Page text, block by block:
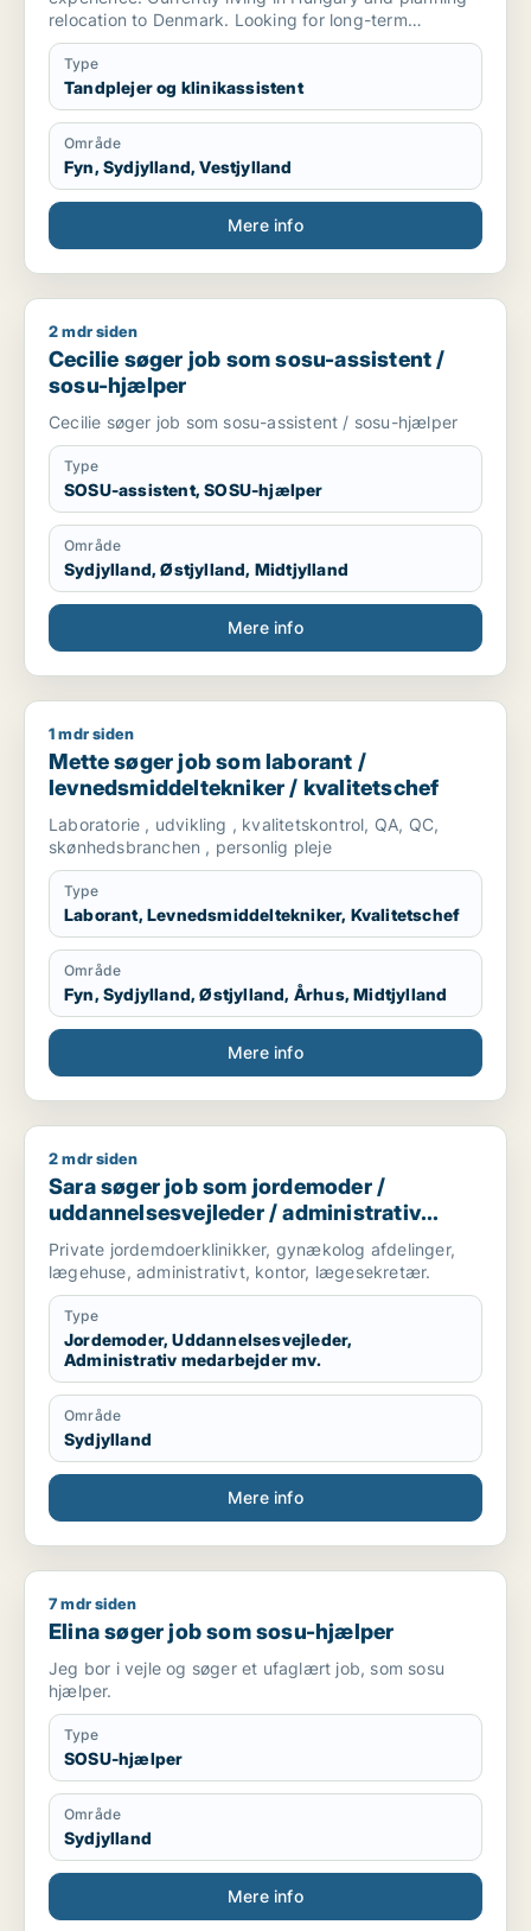
relocation to Denmark. Looking for long-term
employment opportunities, preferably in Funen (Fyn),
Odense, Middelfart, Vejle or Kolding area. Open to
discussing start date.
Type
Tandplejer og klinikassistent
Område
Fyn, Sydjylland, Vestjylland
Mere info
Cecilie søger job som sosu-assistent / sosu-hjælper
2 mdr siden
Cecilie søger job som sosu-assistent /
sosu-hjælper
Cecilie søger job som sosu-assistent / sosu-hjælper
Type
SOSU-assistent, SOSU-hjælper
Område
Sydjylland, Østjylland, Midtjylland
Mere info
Mette søger job som laborant / levnedsmiddeltekniker /
1 mdr siden
Mette søger job som laborant /
levnedsmiddeltekniker / kvalitetschef
Laboratorie , udvikling , kvalitetskontrol, QA, QC,
skønhedsbranchen , personlig pleje
Type
Laborant, Levnedsmiddeltekniker, Kvalitetschef
Område
Fyn, Sydjylland, Østjylland, Århus, Midtjylland
Mere info
Sara søger job som jordemoder / uddannelsesvejleder /
2 mdr siden
Sara søger job som jordemoder /
uddannelsesvejleder / administrativ
medarbejder / receptionist /
lægesekretær
Private jordemdoerklinikker, gynækolog afdelinger,
lægehuse, administrativt, kontor, lægesekretær.
Type
Jordemoder, Uddannelsesvejleder,
Administrativ medarbejder mv.
Område
Sydjylland
Mere info
Elina søger job som sosu-hjælper
7 mdr siden
Elina søger job som sosu-hjælper
Jeg bor i vejle og søger et ufaglært job, som sosu
hjælper.
Type
SOSU-hjælper
Område
Sydjylland
Mere info